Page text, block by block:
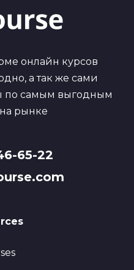
онлайн курсов
а так же сами
по самым выгодным
рынке
65-22